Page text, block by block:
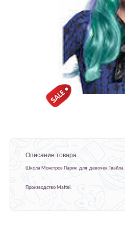
Описание товара
Школа Монстров Парик для девочек Твайла.
Производство Mattel.